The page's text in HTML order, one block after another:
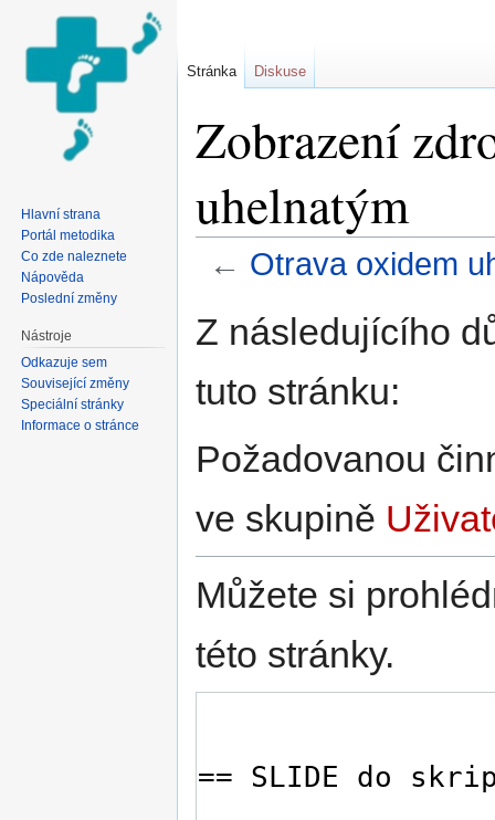
Zobrazení
uhelnatým
← Otrava oxidem
Z následujícího
tuto stránku:
Požadovanou
ve skupině
Můžete si
této stránky.
Stránka Diskuse
Hlavní strana
Portál metodika
Co zde naleznete
Nápověda
Poslední změny
Nástroje
Odkazuje sem
Související změny
Speciální stránky
Informace o stránce